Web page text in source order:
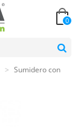
0
> Sumidero con